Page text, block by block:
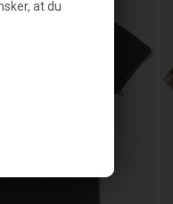
at du